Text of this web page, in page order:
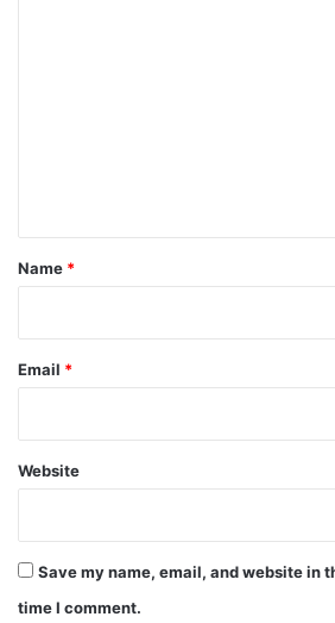
*
Name *
Email *
Website
Save my name, email, and website in
time I comment.